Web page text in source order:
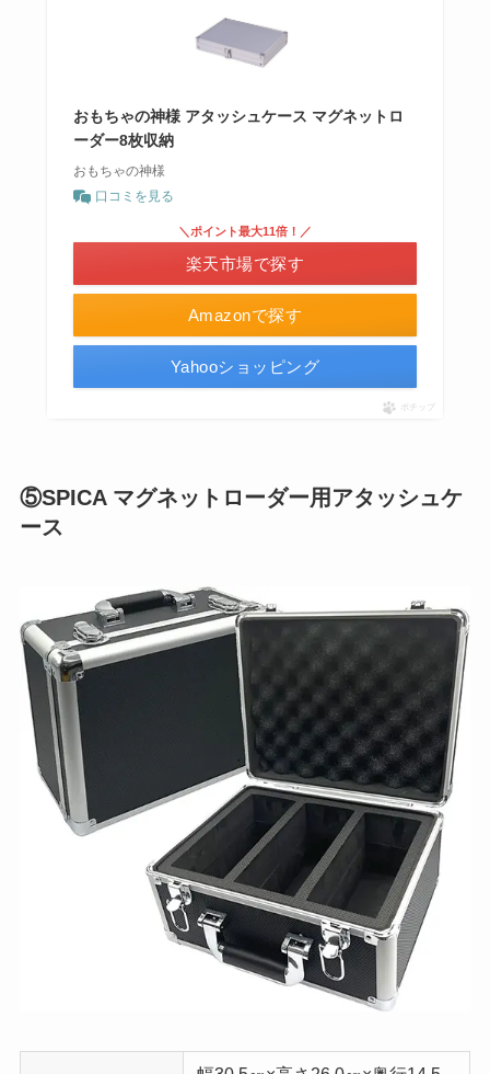
おもちゃの神様 アタッシュケース マグネットロ
ーダー8枚収納
おもちゃの神様
口コミを見る
Amazonで探す
＼ポイント最大11倍！／
楽天市場で探す
Yahooショッピング
ポチップ
⑤SPICA マグネットローダー用アタッシュケ
ース